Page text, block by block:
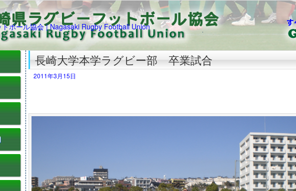
長崎大学本学ラグビー部 卒業試合
2011年3月15日